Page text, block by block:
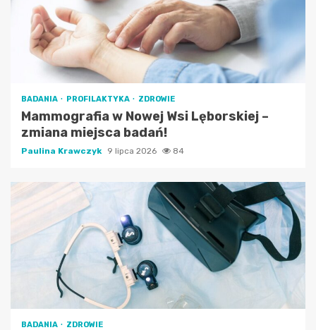
BADANIA PROFILAKTYKA ZDROWIE
Mammografia w Nowej Wsi Lęborskiej –
zmiana miejsca badań!
Paulina Krawczyk 9 lipca 2026 84
BADANIA ZDROWIE